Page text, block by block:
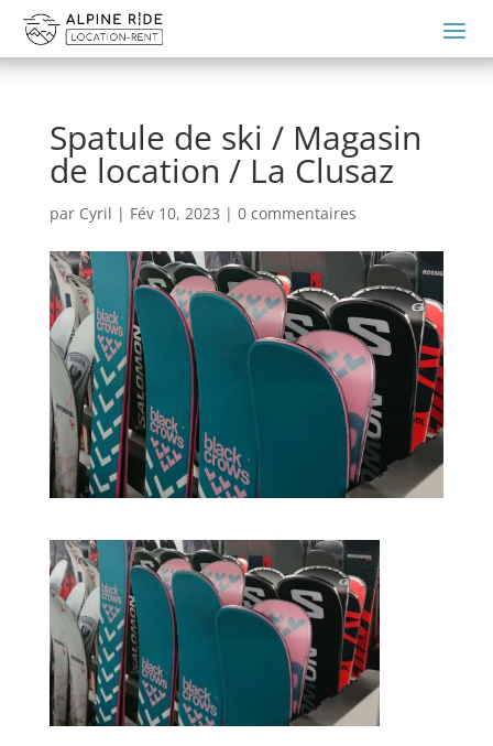
Spatule de ski / Magasin
de location / La Clusaz
par Cyril | Fév 10, 2023 | 0 commentaires